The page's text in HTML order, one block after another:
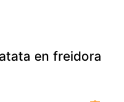
en freidora